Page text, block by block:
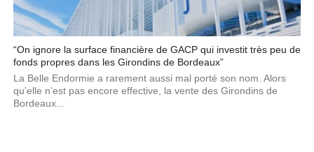
“On ignore la surface financière de GACP qui investit très peu de
fonds propres dans les Girondins de Bordeaux”
La Belle Endormie a rarement aussi mal porté son nom. Alors
qu’elle n’est pas encore effective, la vente des Girondins de
Bordeaux...